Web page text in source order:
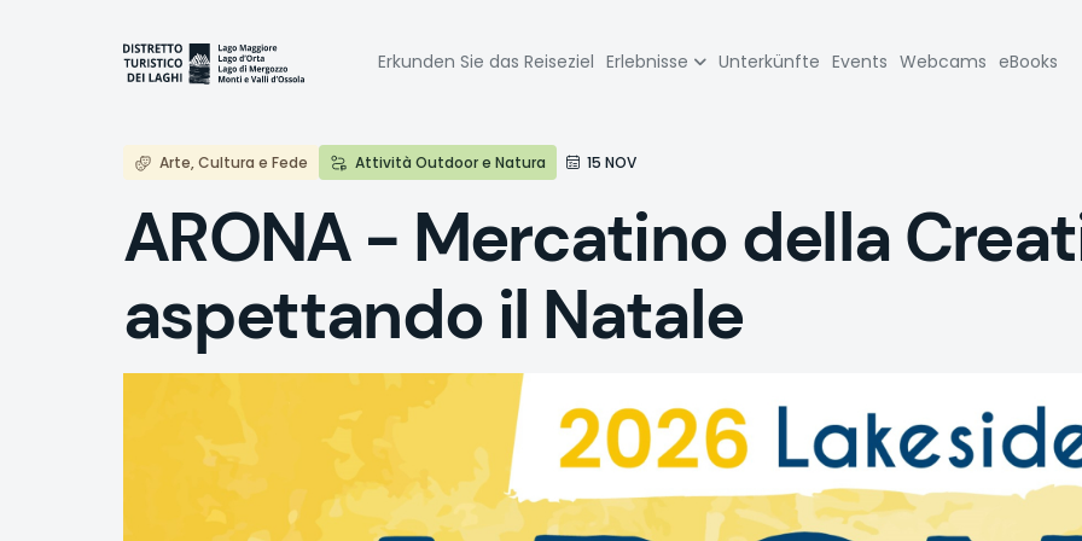
Navigazione
principale
Erkunden Sie das Reiseziel Erlebnisse Unterkünfte Events Webcams eBooks
Arte, Cultura e Fede Attività Outdoor e Natura 15 NOV
ARONA - Mercatino della
aspettando il Natale